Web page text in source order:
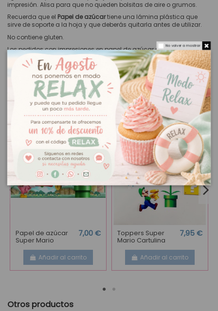
impresión. Alisa para que no queden bolsitas de aire o grumos.
Recuerda que el Papel de azúcartiene una lámina plástica que
sirve de soporte a la hoja y que deberás quitarla antes de utilizar.
No contiene gluten.
Los pedidos con impresiones en papel de azúcar se envían
al siguiente día laboral de recibir tu pedido.
También podría interesarle
Papel de azúcar
Super Mario
7,00 €
Añadir al carrito
Toppers Super
Mario Cartulina
7,95 €
Añadir al carrito
Otros productos
No volver a mostrar